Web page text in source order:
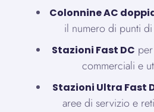
Colonnine AC
il numero di punti
Stazioni Fast DC
commerciali e
Stazioni Ultra Fast
aree di servizio e